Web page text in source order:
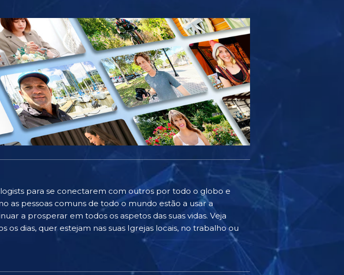
para se conectarem com outros por todo o globo e
as pessoas comuns de todo o mundo estão a usar a
a prosperar em todos os aspetos das suas vidas. Veja
dias, quer estejam nas suas Igrejas locais, no trabalho ou